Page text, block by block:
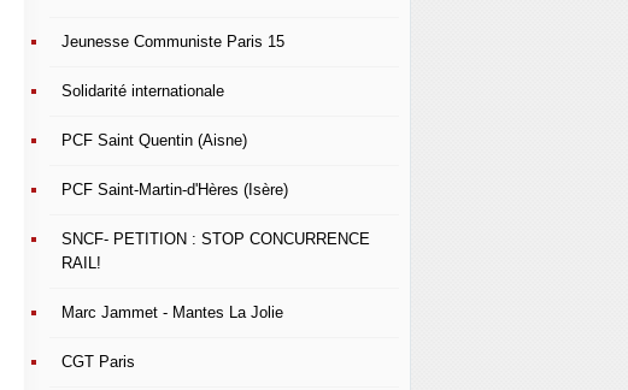
Jeunesse Communiste Paris 15
Solidarité internationale
PCF Saint Quentin (Aisne)
PCF Saint-Martin-d'Hères (Isère)
SNCF- PETITION : STOP CONCURRENCE
RAIL!
Marc Jammet - Mantes La Jolie
CGT Paris